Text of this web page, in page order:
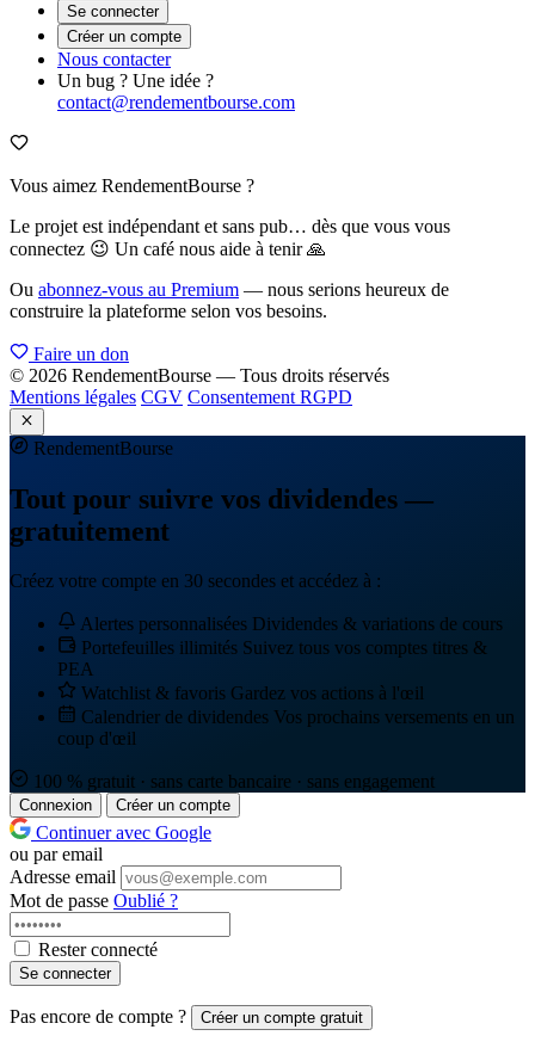
Se connecter
Créer un compte
Nous contacter
Un bug ? Une idée ?
contact@rendementbourse.com
Vous aimez RendementBourse ?
Le projet est indépendant et sans pub… dès que vous vous
connectez 😉 Un café nous aide à tenir 🙏
Ou abonnez-vous au Premium — nous serions heureux de
construire la plateforme selon vos besoins.
Faire un don
© 2026 RendementBourse — Tous droits réservés
Mentions légales CGV Consentement RGPD
RendementBourse
Tout pour suivre vos dividendes —
gratuitement
Créez votre compte en 30 secondes et accédez à :
Alertes personnalisées Dividendes & variations de cours
Portefeuilles illimités Suivez tous vos comptes titres &
PEA
Watchlist & favoris Gardez vos actions à l'œil
Calendrier de dividendes Vos prochains versements en un
coup d'œil
100 % gratuit · sans carte bancaire · sans engagement
Connexion Créer un compte
Continuer avec Google
ou par email
Adresse email
Mot de passe Oublié ?
Rester connecté
Se connecter
Pas encore de compte ? Créer un compte gratuit